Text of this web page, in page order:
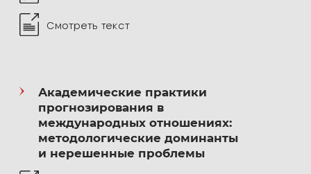
Смотреть текст
Академические практики
прогнозирования в
международных отношениях:
методологические доминанты
и нерешенные проблемы